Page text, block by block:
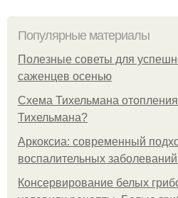
Популярные материалы
Полезные советы для
саженцев осенью
Схема Тихельмана
Тихельмана?
Аркоксиа: современный
воспалительных заболеваний
Консервирование белых